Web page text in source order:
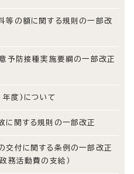
等の額に関する規則の一部改
予防接種実施要綱の一部改正
度)について
に関する規則の一部改正
交付に関する条例の一部改正
務活動費の支給）